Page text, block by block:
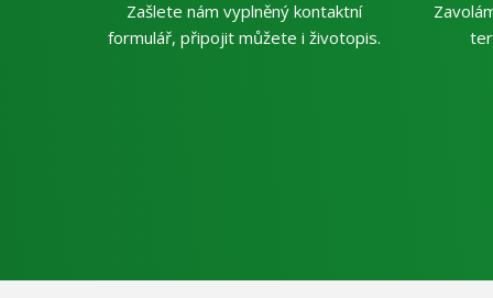
Zašlete nám vyplněný kontaktní
formulář, připojit můžete i životopis.